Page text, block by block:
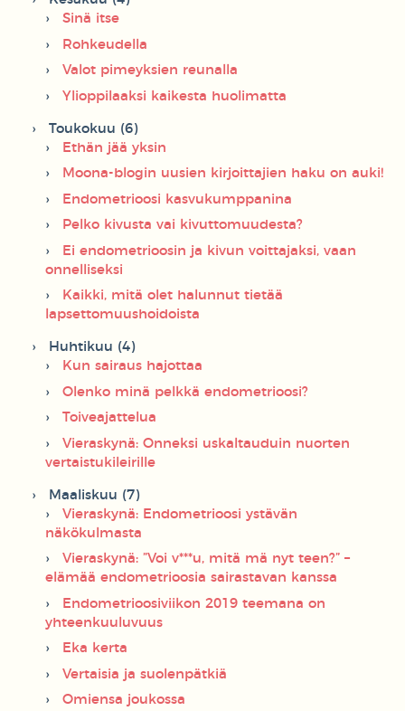
Sinä itse
Rohkeudella
Valot pimeyksien reunalla
Ylioppilaaksi kaikesta huolimatta
Toukokuu (6)
Ethän jää yksin
Moona-blogin uusien kirjoittajien haku on auki!
Endometrioosi kasvukumppanina
Pelko kivusta vai kivuttomuudesta?
Ei endometrioosin ja kivun voittajaksi, vaan
onnelliseksi
Kaikki, mitä olet halunnut tietää
lapsettomuushoidoista
Huhtikuu (4)
Kun sairaus hajottaa
Olenko minä pelkkä endometrioosi?
Toiveajattelua
Vieraskynä: Onneksi uskaltauduin nuorten
vertaistukileirille
Maaliskuu (7)
Vieraskynä: Endometrioosi ystävän
näkökulmasta
Vieraskynä: ”Voi v***u, mitä mä nyt teen?” –
elämää endometrioosia sairastavan kanssa
Endometrioosiviikon 2019 teemana on
yhteenkuuluvuus
Eka kerta
Vertaisia ja suolenpätkiä
Omiensa joukossa